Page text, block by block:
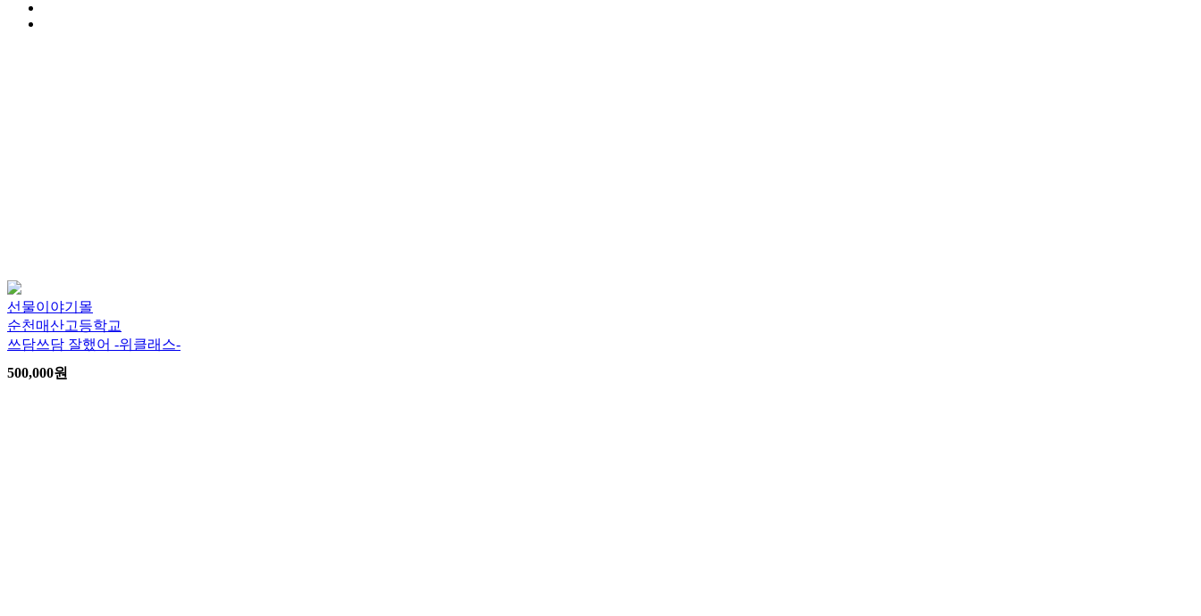
선물이야기몰
순천매산고등학교
쓰담쓰담 잘했어 -위클래스-
500,000원